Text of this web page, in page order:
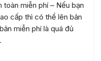
toàn miễn phí – Nếu bạn
cấp thì có thể lên bản
miễn phí là quá đủ